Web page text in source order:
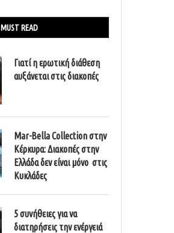
MUST READ
Γιατί η ερωτική διάθεση
αυξάνεται στις διακοπές
Mar-Bella Collection στην
Κέρκυρα: Διακοπές στην
Ελλάδα δεν είναι μόνο στις
Κυκλάδες
5 συνήθειες για να
διατηρήσεις την ενέργειά